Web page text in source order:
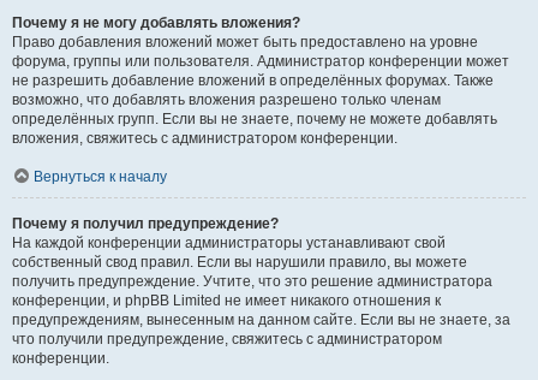
Почему я не могу добавлять вложения?
Право добавления вложений может быть предоставлено на уровне
форума, группы или пользователя. Администратор конференции может
не разрешить добавление вложений в определённых форумах. Также
возможно, что добавлять вложения разрешено только членам
определённых групп. Если вы не знаете, почему не можете добавлять
вложения, свяжитесь с администратором конференции.
Вернуться к началу
Почему я получил предупреждение?
На каждой конференции администраторы устанавливают свой
собственный свод правил. Если вы нарушили правило, вы можете
получить предупреждение. Учтите, что это решение администратора
конференции, и phpBB Limited не имеет никакого отношения к
предупреждениям, вынесенным на данном сайте. Если вы не знаете, за
что получили предупреждение, свяжитесь с администратором
конференции.